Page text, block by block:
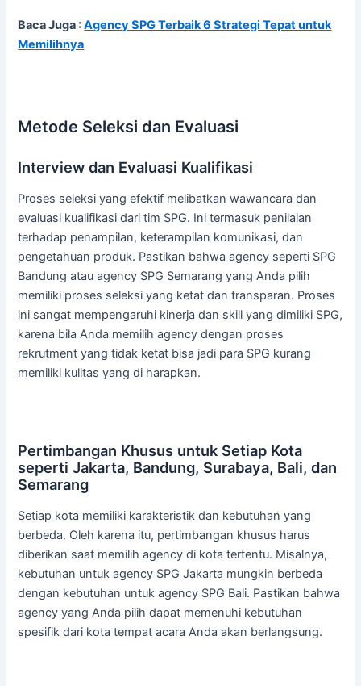
Baca Juga :Agency SPG Terbaik 6 Strategi Tepat untuk
Memilihnya
Metode Seleksi dan Evaluasi
Interview dan Evaluasi Kualifikasi
Proses seleksi yang efektif melibatkan wawancara dan
evaluasi kualifikasi dari tim SPG. Ini termasuk penilaian
terhadap penampilan, keterampilan komunikasi, dan
pengetahuan produk. Pastikan bahwa agency seperti SPG
Bandung atau agency SPG Semarang yang Anda pilih
memiliki proses seleksi yang ketat dan transparan. Proses
ini sangat mempengaruhi kinerja dan skill yang dimiliki SPG,
karena bila Anda memilih agency dengan proses
rekrutment yang tidak ketat bisa jadi para SPG kurang
memiliki kulitas yang di harapkan.
Pertimbangan Khusus untuk Setiap Kota
seperti Jakarta, Bandung, Surabaya, Bali, dan
Semarang
Setiap kota memiliki karakteristik dan kebutuhan yang
berbeda. Oleh karena itu, pertimbangan khusus harus
diberikan saat memilih agency di kota tertentu. Misalnya,
kebutuhan untuk agency SPG Jakarta mungkin berbeda
dengan kebutuhan untuk agency SPG Bali. Pastikan bahwa
agency yang Anda pilih dapat memenuhi kebutuhan
spesifik dari kota tempat acara Anda akan berlangsung.